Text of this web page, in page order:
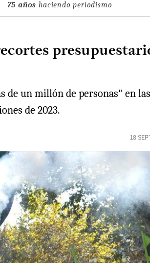
75 años haciendo periodismo
de un millón de personas" en
de 2023.
18